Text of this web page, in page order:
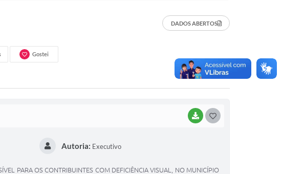
DADOS ABERTOS
Gostei
BAIXAR
Autoria: Executivo
PARA OS CONTRIBUINTES COM DEFICIÊNCIA VISUAL, NO MUNICÍPIO